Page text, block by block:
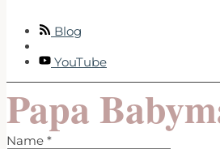
Blog
YouTube
Papa
Name *